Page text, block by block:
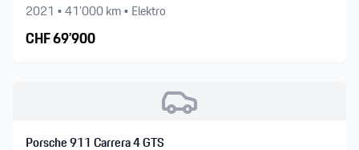
2021 •41’000km • Elektro
CHF69’900
Porsche 911 Carrera 4 GTS